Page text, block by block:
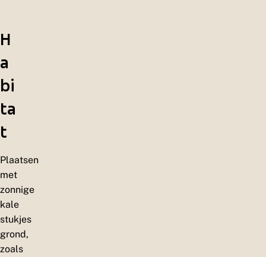
H
a
bi
ta
t
Plaatsen
met
zonnige
kale
stukjes
grond,
zoals